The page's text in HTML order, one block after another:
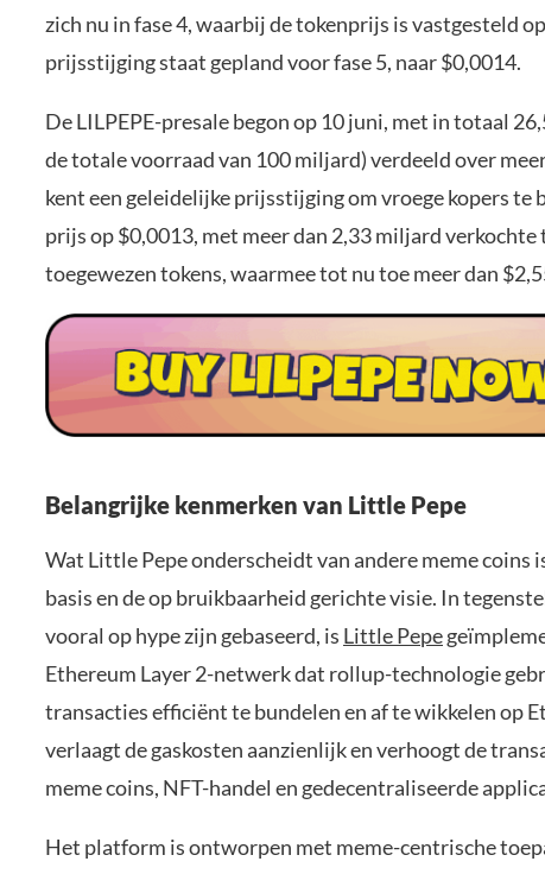
zich nu in fase 4, waarbij de tokenprijs is vastgesteld
prijsstijging staat gepland voor fase 5, naar $0,0014.
De LILPEPE-presale begon op 10 juni, met in totaal
de totale voorraad van 100 miljard) verdeeld over
kent een geleidelijke prijsstijging om vroege kopers te
prijs op $0,0013, met meer dan 2,33 miljard verkochte
toegewezen tokens, waarmee tot nu toe meer dan
Belangrijke kenmerken van Little Pepe
Wat Little Pepe onderscheidt van andere meme coins
basis en de op bruikbaarheid gerichte visie. In
vooral op hype zijn gebaseerd, is Little Pepe
Ethereum Layer 2-netwerk dat rollup-technologie
transacties efficiënt te bundelen en af te wikkelen op
verlaagt de gaskosten aanzienlijk en verhoogt de
meme coins, NFT-handel en gedecentraliseerde
Het platform is ontworpen met meme-centrische